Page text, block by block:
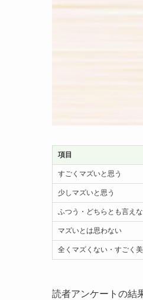
項目
すごくマズいと思う
少しマズいと思う
ふつう・どちらとも言え
マズいとは思わない
全くマズくない・すごく
読者アンケートの結